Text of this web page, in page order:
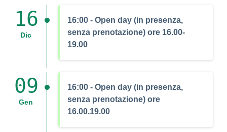
16
Dic
16:00 - Open day (in presenza,
senza prenotazione) ore 16.00-
19.00
09
Gen
16:00 - Open day (in presenza,
senza prenotazione) ore
16.00.19.00